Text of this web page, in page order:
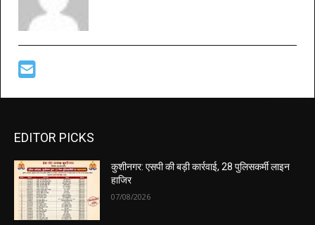
EDITOR PICKS
कुशीनगर: एसपी की बड़ी कार्रवाई, 28 पुलिसकर्मी लाइन
हाजिर
07/08/2026